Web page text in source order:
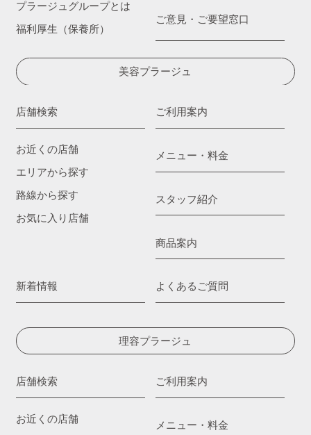
プラージュグループとは
福利厚生（保養所）
ご意見・ご要望窓口
美容プラージュ
店舗検索
お近くの店舗
エリアから探す
路線から探す
お気に入り店舗
ご利用案内
メニュー・料金
スタッフ紹介
商品案内
新着情報 よくあるご質問
理容プラージュ
店舗検索
お近くの店舗
ご利用案内
メニュー・料金